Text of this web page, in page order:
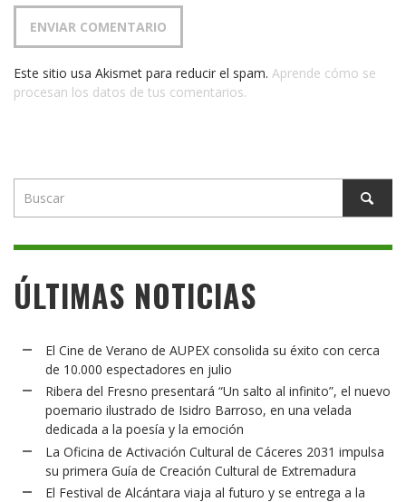
Este sitio usa Akismet para reducir el spam. Aprende cómo se
procesan los datos de tus comentarios.
ÚLTIMAS NOTICIAS
El Cine de Verano de AUPEX consolida su éxito con cerca
de 10.000 espectadores en julio
Ribera del Fresno presentará “Un salto al infinito”, el nuevo
poemario ilustrado de Isidro Barroso, en una velada
dedicada a la poesía y la emoción
La Oficina de Activación Cultural de Cáceres 2031 impulsa
su primera Guía de Creación Cultural de Extremadura
El Festival de Alcántara viaja al futuro y se entrega a la